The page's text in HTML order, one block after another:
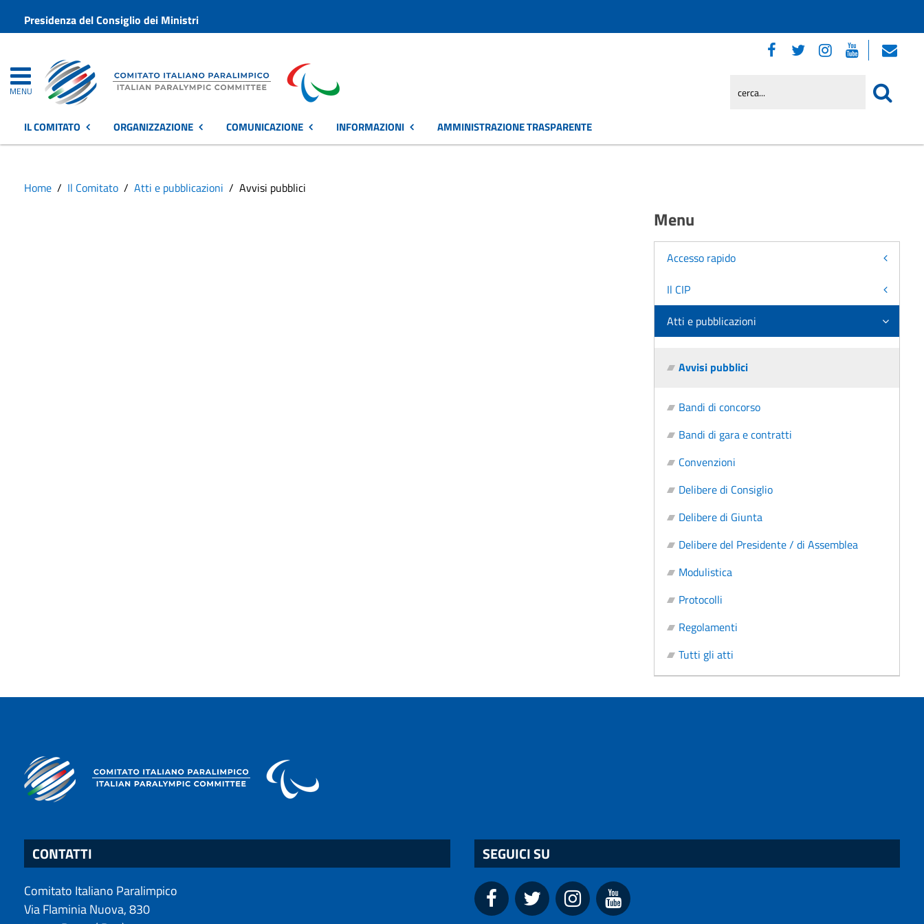
Presidenza del Consiglio dei Ministri
MENU
IL COMITATO ORGANIZZAZIONE COMUNICAZIONE INFORMAZIONI AMMINISTRAZIONE TRASPARENTE
Home Il Comitato Atti e pubblicazioni Avvisi pubblici
Menu
Accesso rapido
Il CIP
Atti e pubblicazioni
Avvisi pubblici
Bandi di concorso
Bandi di gara e contratti
Convenzioni
Delibere di Consiglio
Delibere di Giunta
Delibere del Presidente / di Assemblea
Modulistica
Protocolli
Regolamenti
Tutti gli atti
CONTATTI
Comitato Italiano Paralimpico
Via Flaminia Nuova, 830
SEGUICI SU